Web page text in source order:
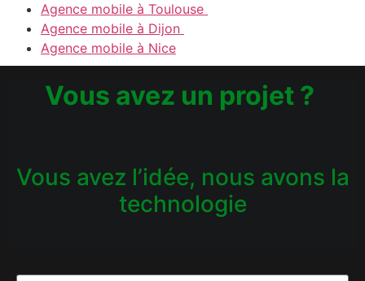
Agence mobile à Toulouse
Agence mobile à Dijon
Agence mobile à Nice
Vous avez un projet ?
Vous avez l’idée, nous avons la
technologie